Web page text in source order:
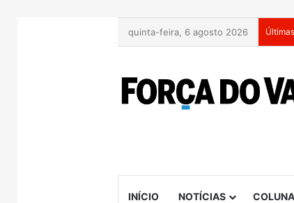
quinta-feira, 6 agosto 2026
INÍCIO NOTÍCIAS